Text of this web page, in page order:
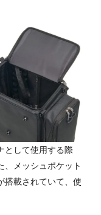
として使用する際
、メッシュポケット
搭載されていて、使